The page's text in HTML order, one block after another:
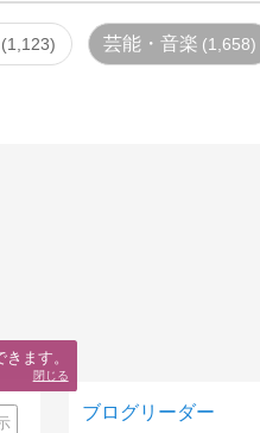
1,123 芸能・音楽 1,658
ブログリーダー
ます。
閉じる